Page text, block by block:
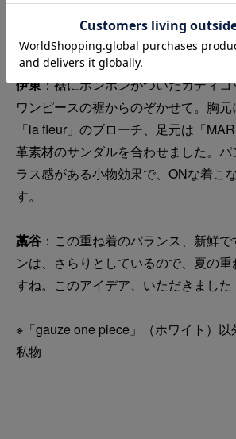
伊東：裾にボンボンがついたカディ
ワンピースの裾からのぞかせて。胸
「la fleur」のブローチ、足元は「
革素材のサンダルを合わせました。パ
ラス感がある小物効果で、ONな着こ
す。
藁谷 ：この重ね着のバランス、新鮮
ンは、さらりとしているので、夏の
すね。このアイデア、いただきました
※「gauze one piece」（ホワイト）
私物